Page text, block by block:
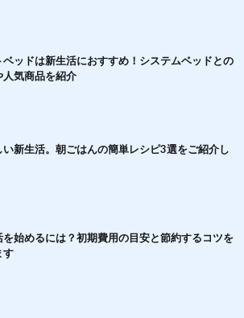
ベッドは新生活におすすめ！システムベッドとの
人気商品を紹介
い新生活。朝ごはんの簡単レシピ3選をご紹介し
を始めるには？初期費用の目安と節約するコツを
す